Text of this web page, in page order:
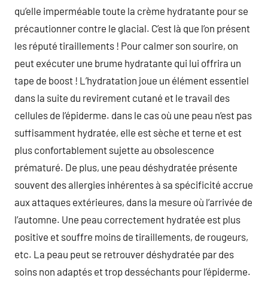
qu’elle imperméable toute la crème hydratante pour se
précautionner contre le glacial. C’est là que l’on présent
les réputé tiraillements ! Pour calmer son sourire, on
peut exécuter une brume hydratante qui lui offrira un
tape de boost ! L’hydratation joue un élément essentiel
dans la suite du revirement cutané et le travail des
cellules de l’épiderme. dans le cas où une peau n’est pas
suffisamment hydratée, elle est sèche et terne et est
plus confortablement sujette au obsolescence
prématuré. De plus, une peau déshydratée présente
souvent des allergies inhérentes à sa spécificité accrue
aux attaques extérieures, dans la mesure où l’arrivée de
l’automne. Une peau correctement hydratée est plus
positive et souffre moins de tiraillements, de rougeurs,
etc. La peau peut se retrouver déshydratée par des
soins non adaptés et trop desséchants pour l’épiderme.